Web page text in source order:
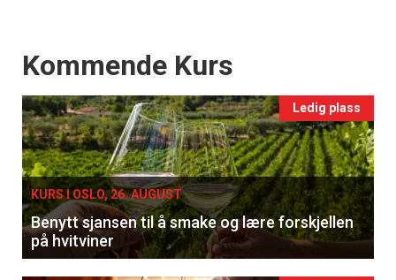
Events
Kommende Kurs
Ledig plass
KURS I OSLO, 26. AUGUST
Benytt sjansen til å smake og lære forskjellen
på hvitviner